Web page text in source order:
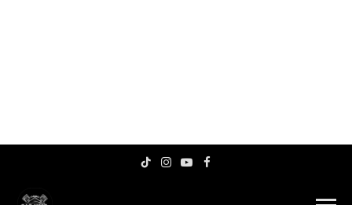
Facebook
YouTube
Instagram
TikTok